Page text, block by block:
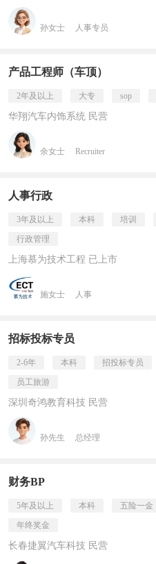
孙女士 人事专员
产品工程师（车顶）
2年及以上 大专 sop
华翔汽车内饰系统 民营
余女士 Recruiter
人事行政
3年及以上 本科 培训
行政管理
上海慕为技术工程 已上市
施女士 人事
招标投标专员
2-6年 本科 招投标专员
员工旅游
深圳奇鸿教育科技 民营
孙先生 总经理
财务BP
5年及以上 本科 五险一金
年终奖金
长春捷翼汽车科技 民营